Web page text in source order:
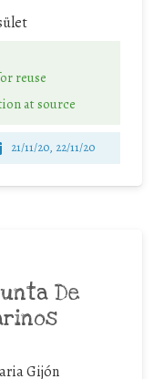
reuse
at source
21/11/20, 22/11/20
De
Gijón